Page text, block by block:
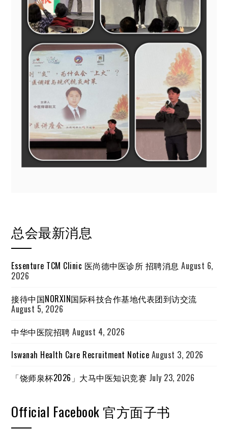
总会最新消息
Essenture TCM Clinic 医尚德中医诊所 招聘消息 August 6,
2026
接待中国NORXIN国际科技合作基地代表团到访交流
August 5, 2026
中华中医院招聘 August 4, 2026
Iswanah Health Care Recruitment Notice August 3, 2026
「饶师泉杯2026」大马中医知识竞赛 July 23, 2026
Official Facebook 官方面子书